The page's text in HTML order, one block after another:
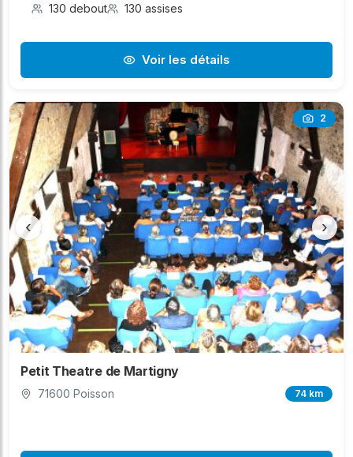
130 debout 130 assises
Voir les détails
2
‹ ›
Petit Theatre de Martigny
71600 Poisson 74 km